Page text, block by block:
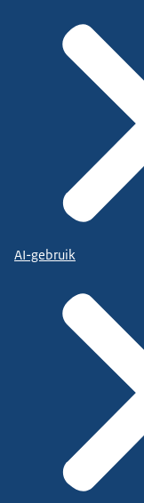
AI-gebruik